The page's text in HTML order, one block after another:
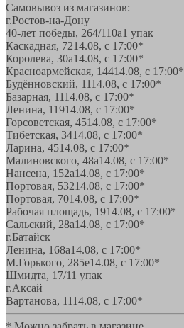
Самовывоз из магазинов:
г.Ростов-на-Дону
40-лет победы, 264/110а1 упак
Каскадная, 7214.08, с 17:00*
Королева, 30а14.08, с 17:00*
Красноармейская, 14414.08, с 17:00*
Будённовский, 1114.08, с 17:00*
Базарная, 1114.08, с 17:00*
Ленина, 11914.08, с 17:00*
Горсоветская, 4514.08, с 17:00*
Тибетская, 3414.08, с 17:00*
Ларина, 4514.08, с 17:00*
Малиновского, 48а14.08, с 17:00*
Нансена, 152а14.08, с 17:00*
Портовая, 53214.08, с 17:00*
Портовая, 7014.08, с 17:00*
Рабочая площадь, 1914.08, с 17:00*
Сальский, 28a14.08, с 17:00*
г.Батайск
Ленина, 168а14.08, с 17:00*
М.Горького, 285е14.08, с 17:00*
Шмидта, 17/11 упак
г.Аксай
Вартанова, 1114.08, с 17:00*